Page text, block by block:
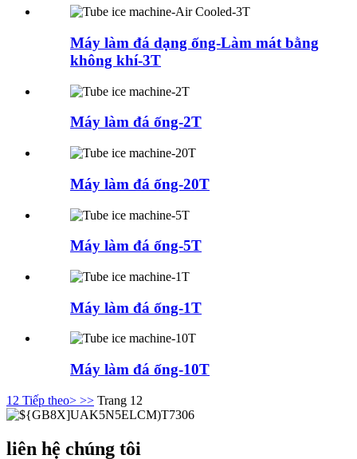
Máy làm đá dạng ống-Làm mát bằng
không khí-3T
Máy làm đá ống-2T
Máy làm đá ống-20T
Máy làm đá ống-5T
Máy làm đá ống-1T
Máy làm đá ống-10T
1 2 Tiếp theo> >> Trang 12
liên hệ chúng tôi